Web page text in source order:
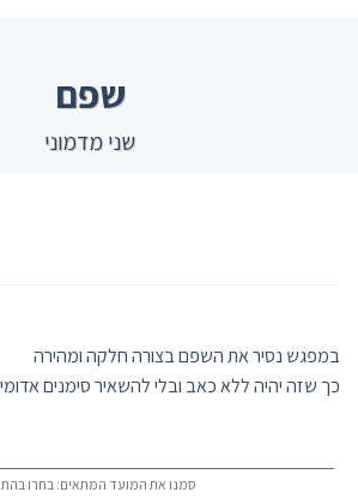
שפם
שני מדמוני
במפגש נסיר את השפם בצורה חלקה ומהירה
כך שזה יהיה ללא כאב ובלי להשאיר סימנים
סמנו את המועד המתאים: בחרו